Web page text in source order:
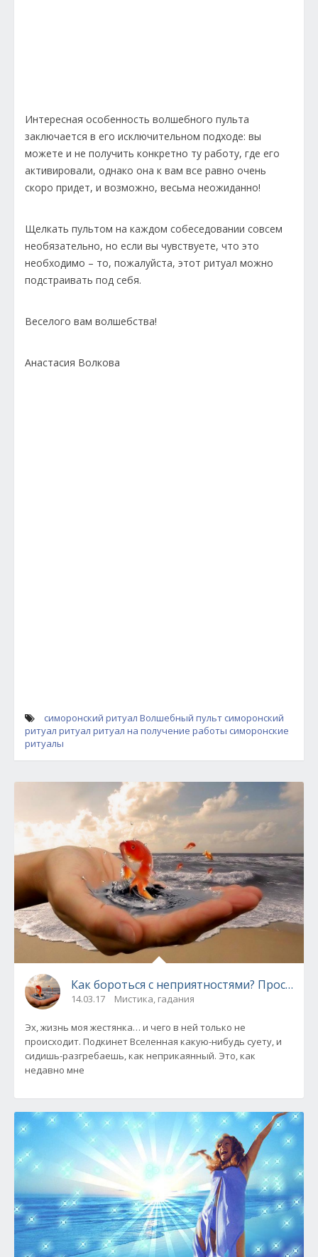
Интересная особенность волшебного пульта
заключается в его исключительном подходе: вы
можете и не получить конкретно ту работу, где его
активировали, однако она к вам все равно очень
скоро придет, и возможно, весьма неожиданно!
Щелкать пультом на каждом собеседовании совсем
необязательно, но если вы чувствуете, что это
необходимо – то, пожалуйста, этот ритуал можно
подстраивать под себя.
Веселого вам волшебства!
Анастасия Волкова
симоронский ритуал Волшебный пульт симоронский
ритуал ритуал ритуал на получение работы симоронские
ритуалы
Как бороться с неприятностями? Простой
14.03.17 Мистика, гадания
Эх, жизнь моя жестянка… и чего в ней только не
происходит. Подкинет Вселенная какую-нибудь суету, и
сидишь-разгребаешь, как неприкаянный. Это, как
недавно мне